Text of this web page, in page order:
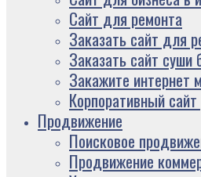
Сайт для ремонта
Заказать сайт для
Заказать сайт суши
Закажите интернет
Корпоративный
Продвижение
Поисковое
Продвижение